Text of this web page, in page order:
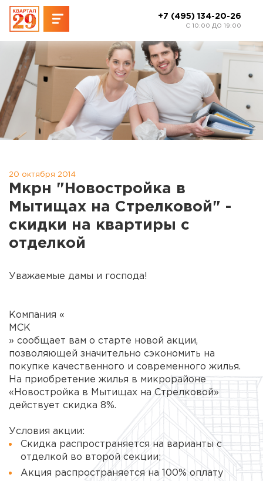
+7 (495) 134-20-26
C 10:00 ДО 19:00
20 октября 2014
Мкрн "Новостройка в
Мытищах на Стрелковой" -
скидки на квартиры с
отделкой
Уважаемые дамы и господа!
Компания «
МСК
» сообщает вам о старте новой акции,
позволяющей значительно сэкономить на
покупке качественного и современного жилья.
На приобретение жилья в микрорайоне
«Новостройка в Мытищах на Стрелковой»
действует скидка 8%.
Условия акции:
Скидка распространяется на варианты с
отделкой во второй секции;
Акция распространяется на 100% оплату